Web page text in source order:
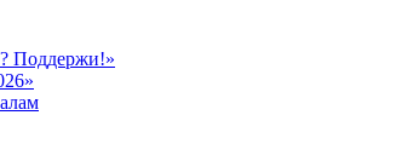
Поддержи!»